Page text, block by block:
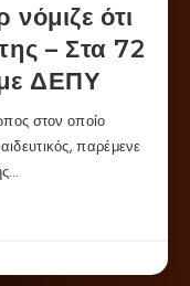
ότι
– Στα 72
ΔΕΠΥ
στον οποίο
παρέμενε